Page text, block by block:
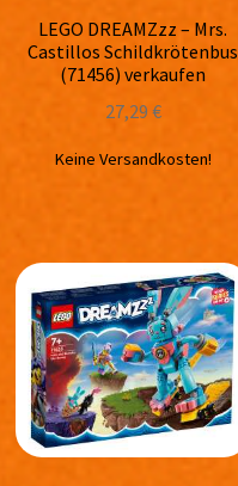
LEGO DREAMZzz – Mrs.
Castillos Schildkrötenbus
(71456) verkaufen
27,29 €
Keine Versandkosten!